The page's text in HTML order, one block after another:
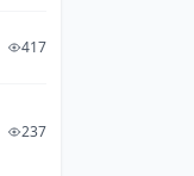
417
237